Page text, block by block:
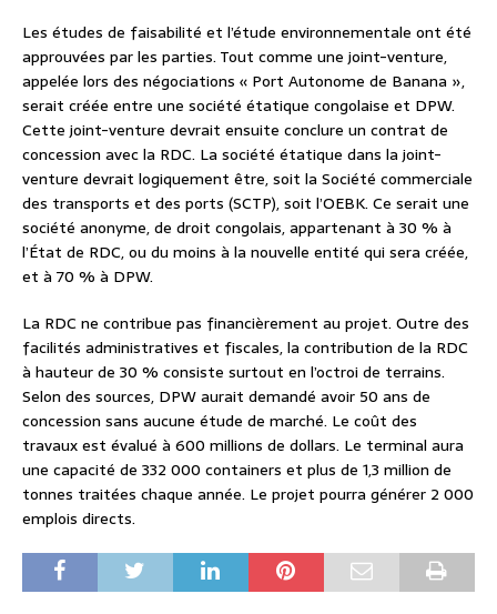
Les études de faisabilité et l’étude environnementale ont été
approuvées par les parties. Tout comme une joint-venture,
appelée lors des négociations « Port Autonome de Banana »,
serait créée entre une société étatique congolaise et DPW.
Cette joint-venture devrait ensuite conclure un contrat de
concession avec la RDC. La société étatique dans la joint-
venture devrait logiquement être, soit la Société commerciale
des transports et des ports (SCTP), soit l’OEBK. Ce serait une
société anonyme, de droit congolais, appartenant à 30 % à
l’État de RDC, ou du moins à la nouvelle entité qui sera créée,
et à 70 % à DPW.
La RDC ne contribue pas financièrement au projet. Outre des
facilités administratives et fiscales, la contribution de la RDC
à hauteur de 30 % consiste surtout en l’octroi de terrains.
Selon des sources, DPW aurait demandé avoir 50 ans de
concession sans aucune étude de marché. Le coût des
travaux est évalué à 600 millions de dollars. Le terminal aura
une capacité de 332 000 containers et plus de 1,3 million de
tonnes traitées chaque année. Le projet pourra générer 2 000
emplois directs.